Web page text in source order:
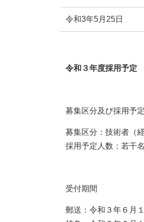
令和3年5月25日
令和３年度採用予定
募集区分及び採用予
募集区分：技術者（経
採用予定人数：若干名
受付期間
郵送：令和３年６月